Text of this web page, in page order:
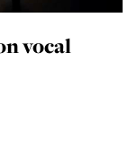
vocal